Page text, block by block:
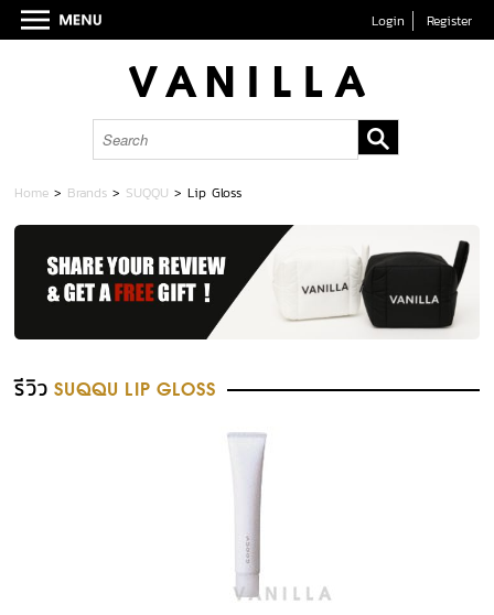
Login Register
Home > Brands > SUQQU >Lip Gloss
รีวิว SUQQU LIP GLOSS